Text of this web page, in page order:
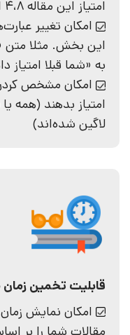
امتیاز این مقاله 4،8 از 5 است)
امکان تغییر
این بخش. مثلا متن
به «شما قبلا امتیاز
امکان مشخص
امتیاز بدهند (همه
لاگین شده‌اند)
قابلیت تخمین زمان
امکان نمایش
مقالات شما را بر